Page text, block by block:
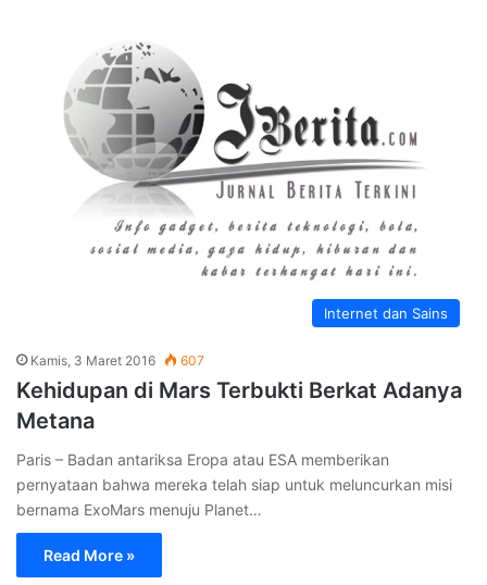
Internet dan Sains
Kamis, 3 Maret 2016 607
Kehidupan di Mars Terbukti Berkat Adanya
Metana
Paris – Badan antariksa Eropa atau ESA memberikan
pernyataan bahwa mereka telah siap untuk meluncurkan misi
bernama ExoMars menuju Planet…
Read More »